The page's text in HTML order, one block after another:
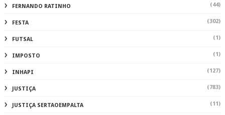
FERNANDO RATINHO (44)
FESTA (302)
FUTSAL (1)
IMPOSTO (1)
INHAPI (127)
JUSTIÇA (783)
JUSTIÇA SERTAOEMPALTA (11)